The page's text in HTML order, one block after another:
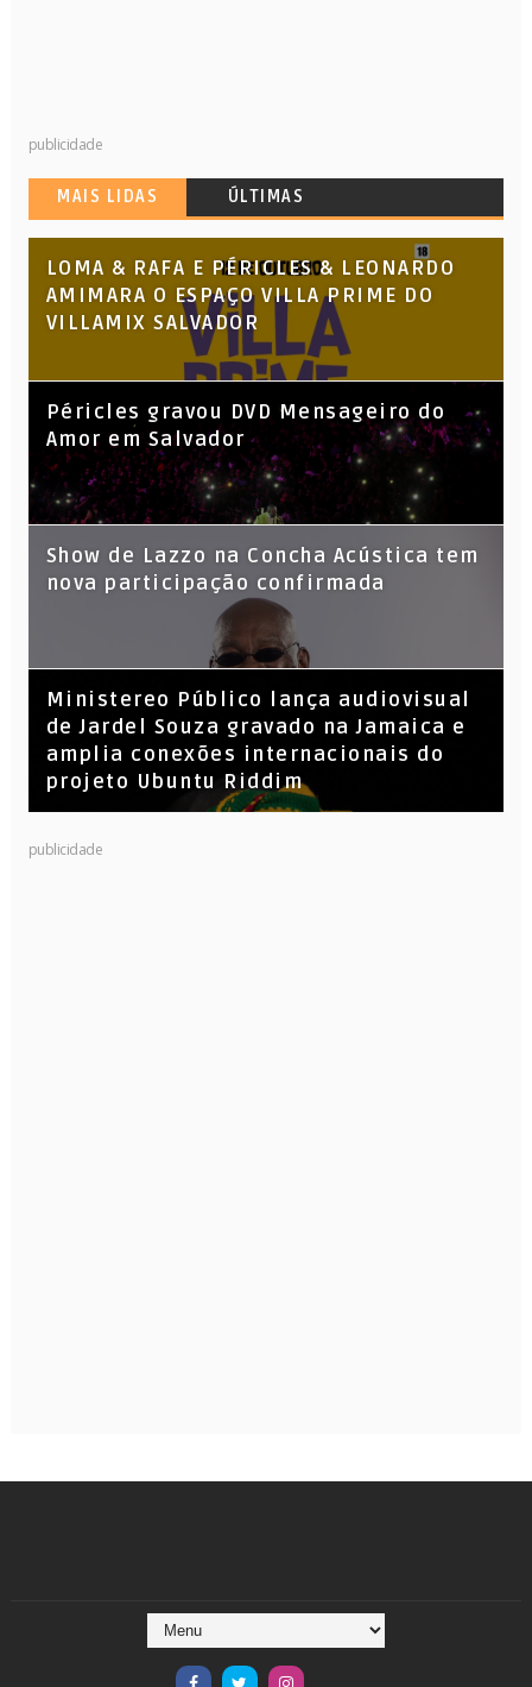
publicidade
MAIS LIDAS ÚLTIMAS
LOMA & RAFA E PÉRICLES & LEONARDO
AMIMARA O ESPAÇO VILLA PRIME DO
VILLAMIX SALVADOR
Péricles gravou DVD Mensageiro do
Amor em Salvador
Show de Lazzo na Concha Acústica tem
nova participação confirmada
​Ministereo Público lança audiovisual
de Jardel Souza gravado na Jamaica e
amplia conexões internacionais do
projeto Ubuntu Riddim
KL Jay (Racionais MC’s), DJ Raíz e DJ
publicidade